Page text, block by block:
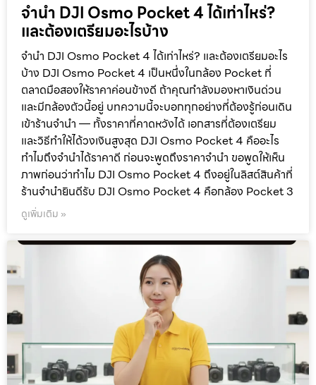
จำนำ DJI Osmo Pocket 4 ได้เท่าไหร่?
และต้องเตรียมอะไรบ้าง
จำนำ DJI Osmo Pocket 4 ได้เท่าไหร่? และต้องเตรียมอะไร
บ้าง DJI Osmo Pocket 4 เป็นหนึ่งในกล้อง Pocket ที่
ตลาดมือสองให้ราคาค่อนข้างดี ถ้าคุณกำลังมองหาเงินด่วน
และมีกล้องตัวนี้อยู่ บทความนี้จะบอกทุกอย่างที่ต้องรู้ก่อนเดิน
เข้าร้านจำนำ — ทั้งราคาที่คาดหวังได้ เอกสารที่ต้องเตรียม
และวิธีทำให้ได้วงเงินสูงสุด DJI Osmo Pocket 4 คืออะไร
ทำไมถึงจำนำได้ราคาดี ก่อนจะพูดถึงราคาจำนำ ขอพูดให้เห็น
ภาพก่อนว่าทำไม DJI Osmo Pocket 4 ถึงอยู่ในลิสต์สินค้าที่
ร้านจำนำยินดีรับ DJI Osmo Pocket 4 คือกล้อง Pocket 3
ดูเพิ่มเติม »